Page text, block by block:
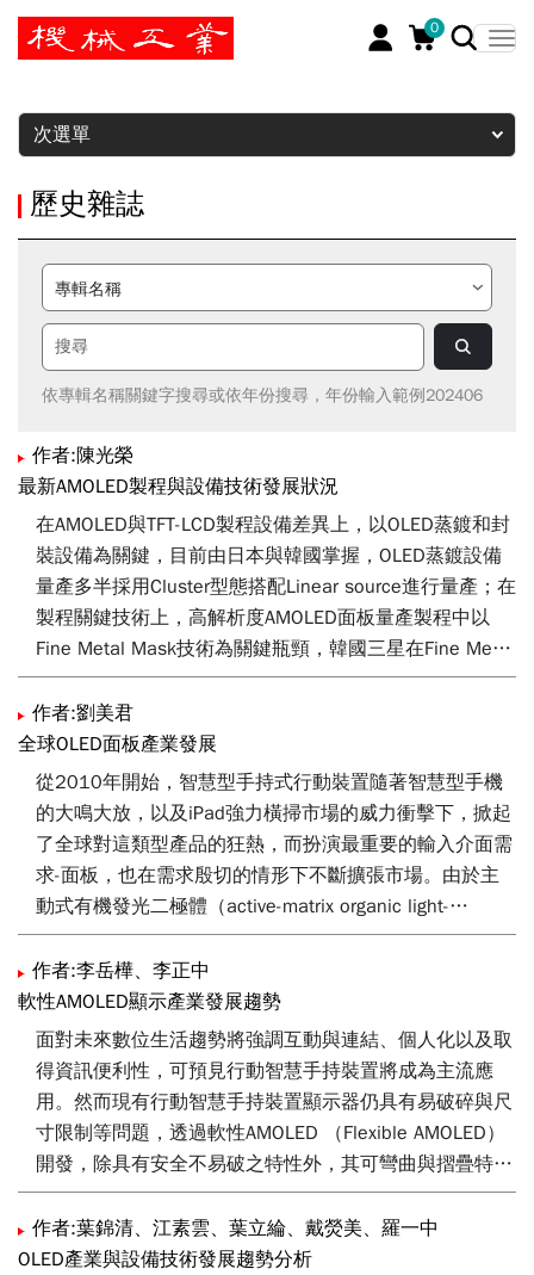
0
暫停
次選單
歷史雜誌
依專輯名稱關鍵字搜尋或依年份搜尋，年份輸入範例202406
作者:陳光榮
最新AMOLED製程與設備技術發展狀況
在AMOLED與TFT-LCD製程設備差異上，以OLED蒸鍍和封
裝設備為關鍵，目前由日本與韓國掌握，OLED蒸鍍設備
量產多半採用Cluster型態搭配Linear source進行量產；在
製程關鍵技術上，高解析度AMOLED面板量產製程中以
Fine Metal Mask技術為關鍵瓶頸，韓國三星在Fine Metal
Mask上掌握度，遠高於台灣面板廠商，國內廠商必須加
快速度開始投入OLED關鍵零組件開發，未來戰局不只有
在Glass AMOLED上，Flexible AMOLED才是下一個決戰
點。
作者:劉美君
全球OLED面板產業發展
從2010年開始，智慧型手持式行動裝置隨著智慧型手機
的大鳴大放，以及iPad強力橫掃市場的威力衝擊下，掀起
了全球對這類型產品的狂熱，而扮演最重要的輸入介面需
求-面板，也在需求殷切的情形下不斷擴張市場。由於主
動式有機發光二極體（active-matrix organic light-
emitting diode；AMOLED）具備全彩化、高反應速度，同
時因為其自發光，得以進行部分區域點亮的特性，在省電
的表現上也相當優異，因此也在全球智慧型手持式行動裝
置的市場中嶄露頭角。過去，PMOLED技術已成功商用
化。2010年，在韓國SMD（Samsung Mobile Display）
公司的推波助瀾下，藉由自有品牌手機的催化銷售，全球
有機發光二極體（organic light-emitting diode；OLED）
面板產業在AMOLED面板技術大舉擴張下引爆了巨大的話
題性，AMOLED的際遇可以說是『十年寒窗無人問，一舉
成名天下知』的最佳寫照。2011年，包含韓國的SMD、
LGD（LG Display）以及台灣的友達光電（AUO）等大
作者:李岳樺、李正中
軟性AMOLED顯示產業發展趨勢
面對未來數位生活趨勢將強調互動與連結、個人化以及取
得資訊便利性，可預見行動智慧手持裝置將成為主流應
用。然而現有行動智慧手持裝置顯示器仍具有易破碎與尺
寸限制等問題，透過軟性AMOLED （Flexible AMOLED）
開發，除具有安全不易破之特性外，其可彎曲與摺疊特性
將可突破現有顯示器之外形、結構與應用點等限制，因此
國際研究機構與面板大廠預測軟性AMOLED將成為下一世
代顯示技術。面對國際大廠紛紛積極投入Flexible
作者:葉錦清、江素雲、葉立綸、戴熒美、羅一中
OLED產業與設備技術發展趨勢分析